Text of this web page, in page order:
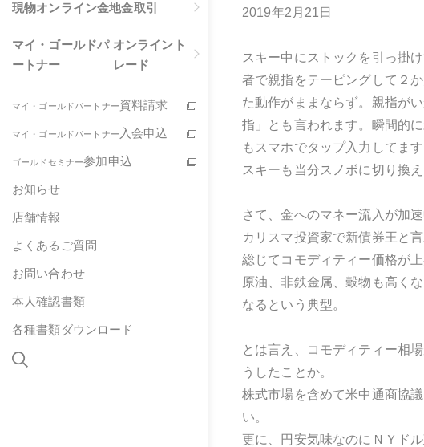
現物オンライン金地金取引
マイ・ゴールドパ
ートナー
オンライント
レード
マイ・ゴールドパートナー資料請求
マイ・ゴールドパートナー 入会申込
ゴールドセミナー参加申込
お知らせ
店舗情報
よくあるご質問
お問い合わせ
本人確認書類
各種書類ダウンロード
2019年2月21日
スキー中にストックを引っ掛
者で親指をテーピングして２
た動作がままならず。親指が
指」とも言われます。瞬間的
もスマホでタップ入力してます
スキーも当分スノボに切り換え
さて、金へのマネー流入が加速
カリスマ投資家で新債券王と
総じてコモディティー価格が上
原油、非鉄金属、穀物も高く
なるという典型。
とは言え、コモディティー相
うしたことか。
株式市場を含めて米中通商協
い。
更に、円安気味なのにＮＹド